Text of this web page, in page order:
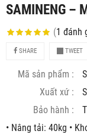
SAMINENG –
(1 đánh
SHARE TWEET
Mã sản phẩm :
Xuất xứ :
Bảo hành :
• Nâng tải: 40kg •